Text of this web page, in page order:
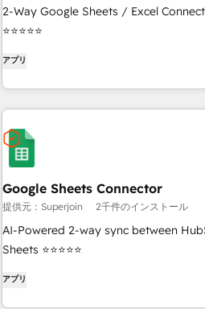
2-Way Google Sheets / Excel
⭐⭐⭐⭐⭐
アプリ
Google Sheets Connector
提供元：Superjoin 2千件のインストール
AI-Powered 2-way sync between
Sheets ⭐⭐⭐⭐⭐
アプリ